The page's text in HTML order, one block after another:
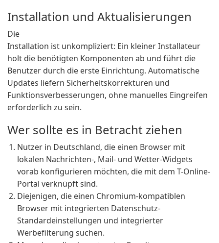
Installation und Aktualisierungen
Die
Installation ist unkompliziert: Ein kleiner Installateur
holt die benötigten Komponenten ab und führt die
Benutzer durch die erste Einrichtung. Automatische
Updates liefern Sicherheitskorrekturen und
Funktionsverbesserungen, ohne manuelles Eingreifen
erforderlich zu sein.
Wer sollte es in Betracht ziehen
Nutzer in Deutschland, die einen Browser mit
lokalen Nachrichten-, Mail- und Wetter-Widgets
vorab konfigurieren möchten, die mit dem T-Online-
Portal verknüpft sind.
Diejenigen, die einen Chromium-kompatiblen
Browser mit integrierten Datenschutz-
Standardeinstellungen und integrierter
Werbefilterung suchen.